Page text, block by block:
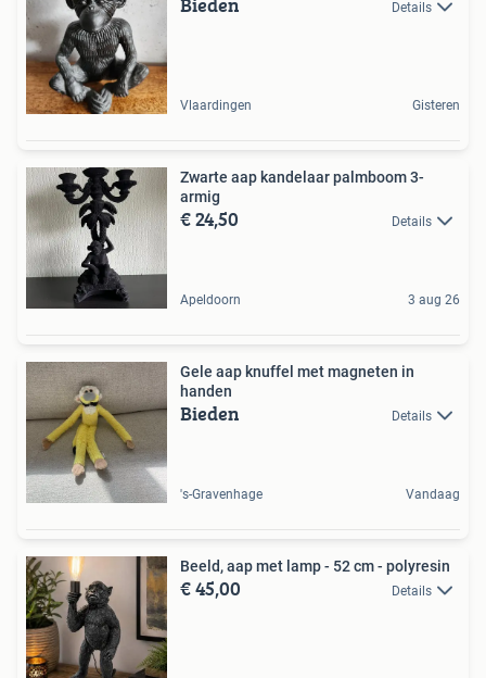
Details
Vlaardingen Gisteren
Zwarte aap kandelaar palmboom 3-
armig
€ 24,50 Details
Apeldoorn 3 aug 26
Gele aap knuffel met magneten in
handen
Bieden Details
's-Gravenhage Vandaag
Beeld, aap met lamp - 52 cm - polyresin
€ 45,00 Details